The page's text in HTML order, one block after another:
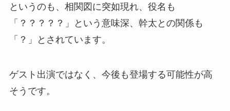
というのも、相関図に突如現れ、役名も
「？？？？？」という意味深、幹太との関係も
「？」とされています。
ゲスト出演ではなく、今後も登場する可能性が高
そうです。